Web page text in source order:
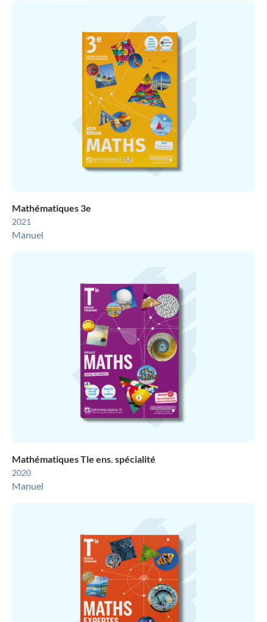
Mathématiques 3e
2021
Manuel
Mathématiques Tle ens. spécialité
2020
Manuel